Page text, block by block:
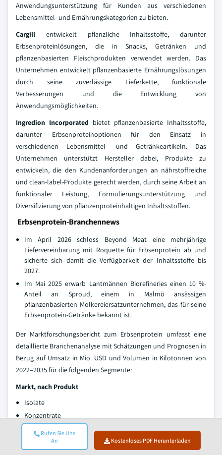
Rufen Sie Uns
An
Kostenloses PDF Herunterladen
Anwendungsunterstützung für Kunden aus verschiedenen
Lebensmittel- und Ernährungskategorien zu bieten.
Cargill entwickelt pflanzliche Inhaltsstoffe, darunter
Erbsenproteinlösungen, die in Snacks, Getränken und
pflanzenbasierten Fleischprodukten verwendet werden. Das
Unternehmen entwickelt pflanzenbasierte Ernährungslösungen
durch seine zuverlässige Lieferkette, funktionale
Verbesserungen und die Entwicklung von
Anwendungsmöglichkeiten.
Ingredion Incorporated bietet pflanzenbasierte Inhaltsstoffe,
darunter Erbsenproteinoptionen für den Einsatz in
verschiedenen Lebensmittel- und Getränkeartikeln. Das
Unternehmen unterstützt Hersteller dabei, Produkte zu
entwickeln, die den Kundenanforderungen an nährstoffreiche
und clean-label-Produkte gerecht werden, durch seine Arbeit an
funktionaler Leistung, Formulierungsunterstützung und
Diversifizierung von pflanzenproteinhaltigen Inhaltsstoffen.
Erbsenprotein-Branchennews
Im April 2026 schloss Beyond Meat eine mehrjährige
Liefervereinbarung mit Roquette für Erbsenprotein ab und
sicherte sich damit die Verfügbarkeit der Inhaltsstoffe bis
2027.
Im Mai 2025 erwarb Lantmännen Biorefineries einen 10 %-
Anteil an Sproud, einem in Malmö ansässigen
pflanzenbasierten Molkereiersatzunternehmen, das für seine
Erbsenprotein-Getränke bekannt ist.
Der Marktforschungsbericht zum Erbsenprotein umfasst eine
detaillierte Branchenanalyse mit Schätzungen und Prognosen in
Bezug auf Umsatz in Mio. USD und Volumen in Kilotonnen von
2022–2035 für die folgenden Segmente:
Markt, nach Produkt
Isolate
Konzentrate
Markt, nach Anwendung